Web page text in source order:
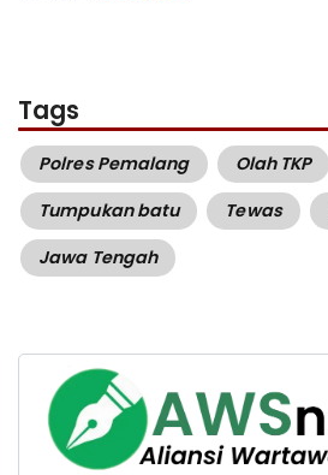
Tags
Polres Pemalang Olah TKP
Tumpukan batu
Tewas
Jawa Tengah